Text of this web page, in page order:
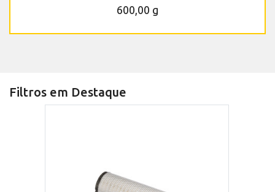
600,00 g
Filtros em Destaque